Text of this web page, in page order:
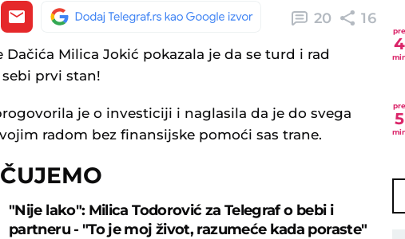
20 16
Dačića Milica Jokić pokazala je da se turd i rad
prvi stan!
je o investiciji i naglasila da je do svega
radom bez finansijske pomoći sas trane.
"Nije lako": Milica Todorović za Telegraf o bebi i
partneru - "To je moj život, razumeće kada poraste"
pre
4
pre
5